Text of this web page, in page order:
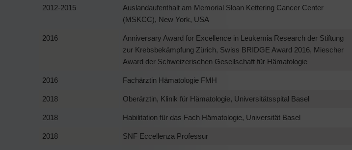
2012-2015
Auslandaufenthalt am Memorial Sloan Kettering Cancer Center
(MSKCC), New York, USA
2016
Anniversary Award for Excellence in Leukemia Research der Stiftung
zur Krebsbekämpfung Zürich, Swiss BRIDGE Award 2016, Miescher
Award der Schweizerischen Gesellschaft für Hämatologie
2016 Fachärztin Hämatologie FMH
2018 Oberärztin, Klinik für Hämatologie, Universitätsspital Basel
2018 Habilitation für das Fach Hämatologie, Universität Basel
2018 SNF Eccellenza Professur